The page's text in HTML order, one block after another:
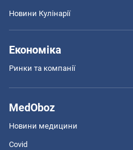
Новини Кулінарії
Економіка
Ринки та компанії
MedOboz
Новини медицини
Covid